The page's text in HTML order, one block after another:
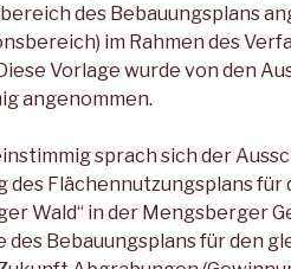
des Bebauungsplans
im Rahmen des
Vorlage wurde von den
angenommen.
sprach sich der
des Flächennutzungsplans für
Wald“ in der Mengsberger
des Bebauungsplans für den